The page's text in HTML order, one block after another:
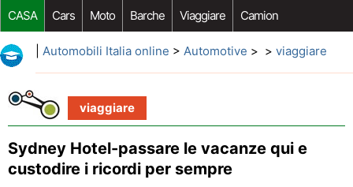
CASA Cars Moto Barche Viaggiare Camion
Riparazione Auto Acquisto Auto Car Opzioni Aftermarket
Automobili Italia online > Automotive > > viaggiare
viaggiare
Sydney Hotel-passare le vacanze qui e
custodire i ricordi per sempre